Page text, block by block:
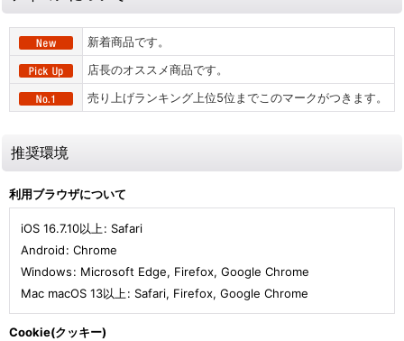
新着商品です。
店長のオススメ商品です。
売り上げランキング上位5位までこのマークがつきます。
推奨環境
利用ブラウザについて
iOS 16.7.10以上: Safari
Android: Chrome
Windows: Microsoft Edge, Firefox, Google Chrome
Mac macOS 13以上: Safari, Firefox, Google Chrome
Cookie(クッキー)